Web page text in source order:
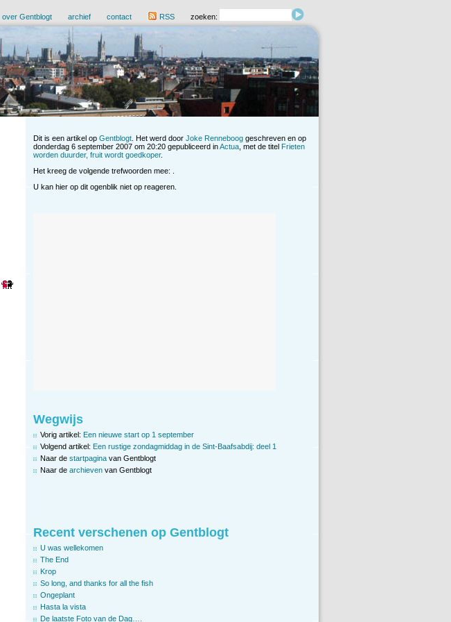
over Gentblogt archief contact RSS zoeken:
Dit is een artikel op Gentblogt . Het werd door Joke Renneboog geschreven en op
donderdag 6 september 2007 om 20:20 gepubliceerd inActua , met de titel Frieten
worden duurder, fruit wordt goedkoper.
Het kreeg de volgende trefwoorden mee: .
U kan hier op dit ogenblik niet op reageren.
Wegwijs
Vorig artikel: Een nieuwe start op 1 september
Volgend artikel: Een rustige zondagmiddag in de Sint-Baafsabdij: deel 1
Naar de startpagina van Gentblogt
Naar de archieven van Gentblogt
Recent verschenen op Gentblogt
U was wellekomen
The End
Krop
So long, and thanks for all the fish
Ongeplant
Hasta la vista
De laatste Foto van de Dag….